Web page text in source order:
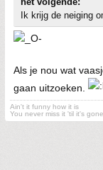
Ik krijg de neiging
Als je nou wat
gaan uitzoeken.
Ain't it funny how it is
You never miss it 'til it's